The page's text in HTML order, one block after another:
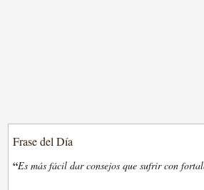
Frase del Día
“Es más fácil dar consejos que sufrir con